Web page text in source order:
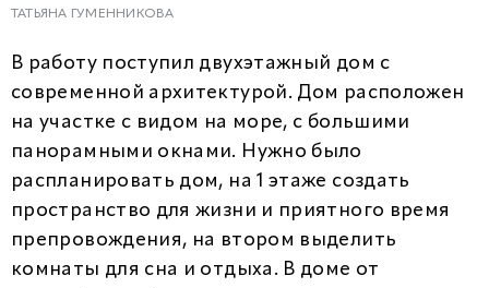
ТАТЬЯНА ГУМЕННИКОВА
В работу поступил двухэтажный дом с
современной архитектурой. Дом расположен
на участке с видом на море, с большими
панорамными окнами. Нужно было
распланировать дом, на 1 этаже создать
пространство для жизни и приятного время
препровождения, на втором выделить
комнаты для сна и отдыха. В доме от